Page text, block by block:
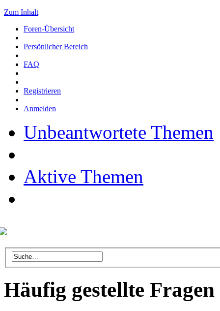
Zum Inhalt
Foren-Übersicht
Persönlicher Bereich
FAQ
Registrieren
Anmelden
Unbeantwortete Themen
Aktive Themen
Häufig gestellte Fragen